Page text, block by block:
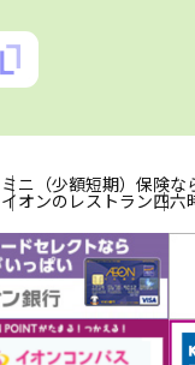
ミニ（少額短期）保険な
イオンのレストラン四六